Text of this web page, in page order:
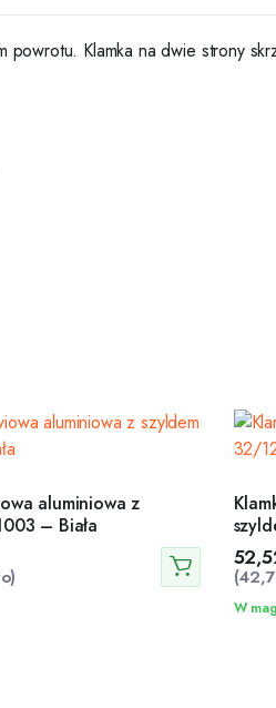
Klamka na dwie strony
aluminiowa z
– Biała
(
W